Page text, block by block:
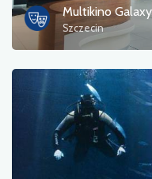
Multikino
Szczecin